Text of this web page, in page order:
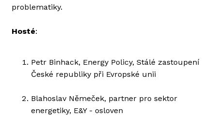
problematiky.
Hosté:
Petr Binhack, Energy Policy, Stálé zastoupení
České republiky při Evropské unii
Blahoslav Němeček, partner pro sektor
energetiky, E&Y - osloven